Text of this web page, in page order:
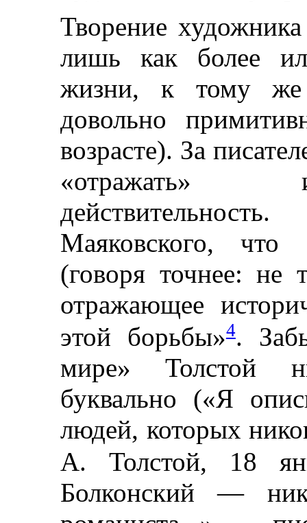
Творение
лишь как более
жизни, к тому же
довольно
возрасте). За
«отражать»
Маяковского, что
(говоря точнее:
отражающее
этой борьбы»4.
мире» Толстой
буквально («Я
людей, которых
А. Толстой, 18
Болконский —